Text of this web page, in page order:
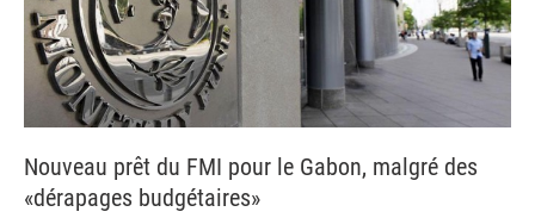
Nouveau prêt du FMI pour le Gabon, malgré des
«dérapages budgétaires»